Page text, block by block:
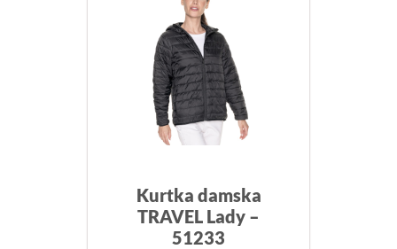
Kurtka damska
TRAVEL Lady –
51233